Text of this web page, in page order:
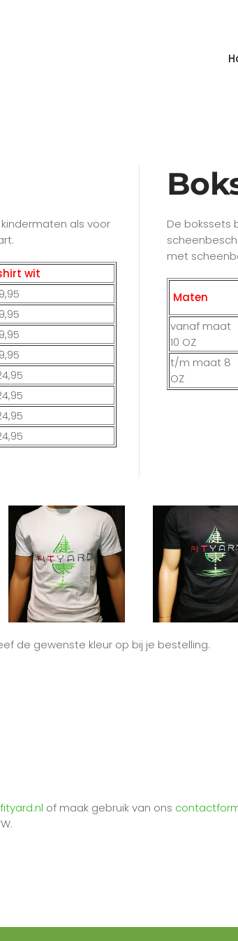
als voor
wit
De bokssets
met
Maten
vanaf maat
10 OZ
t/m maat 8
OZ
de gewenste kleur op bij je bestelling.
of maak gebruik van ons